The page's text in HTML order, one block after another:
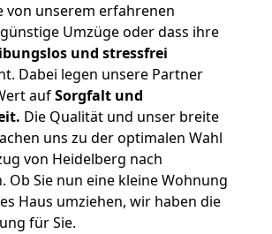
von unserem erfahrenen
Umzüge oder dass ihre
und stressfrei
Dabei legen unsere Partner
aufSorgfalt und
Die Qualität und unser breite
uns zu der optimalen Wahl
von Heidelberg nach
Ob Sie nun eine kleine Wohnung
Haus umziehen, wir haben die
für Sie.